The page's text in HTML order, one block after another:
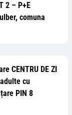
2 – P+E
comuna
CENTRU DE ZI
cu
PIN 8